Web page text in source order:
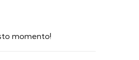
momento!